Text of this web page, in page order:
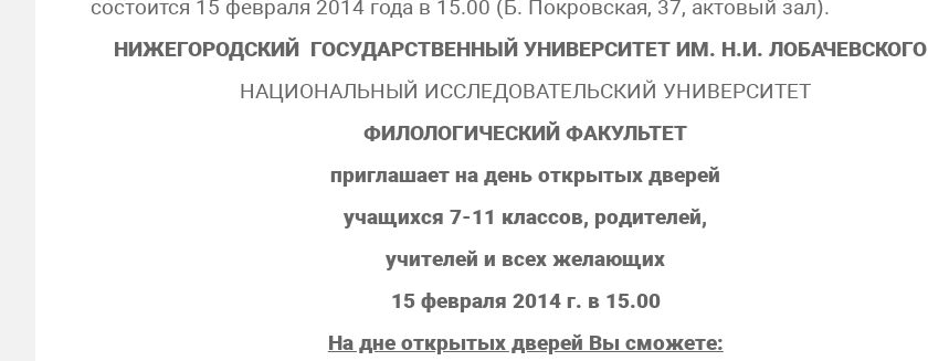
состоится 15 февраля 2014 года в 15.00 (Б. Покровская, 37, актовый зал).
НИЖЕГОРОДСКИЙ ГОСУДАРСТВЕННЫЙ УНИВЕРСИТЕТ ИМ. Н.И. ЛОБАЧЕВСКОГО
НАЦИОНАЛЬНЫЙ ИССЛЕДОВАТЕЛЬСКИЙ УНИВЕРСИТЕТ
ФИЛОЛОГИЧЕСКИЙ ФАКУЛЬТЕТ
приглашает на день открытых дверей
учащихся 7-11 классов, родителей,
учителей и всех желающих
15 февраля 2014 г. в 15.00
На дне открытых дверей Вы сможете: